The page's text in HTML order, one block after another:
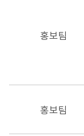
홍보팀
홍보팀